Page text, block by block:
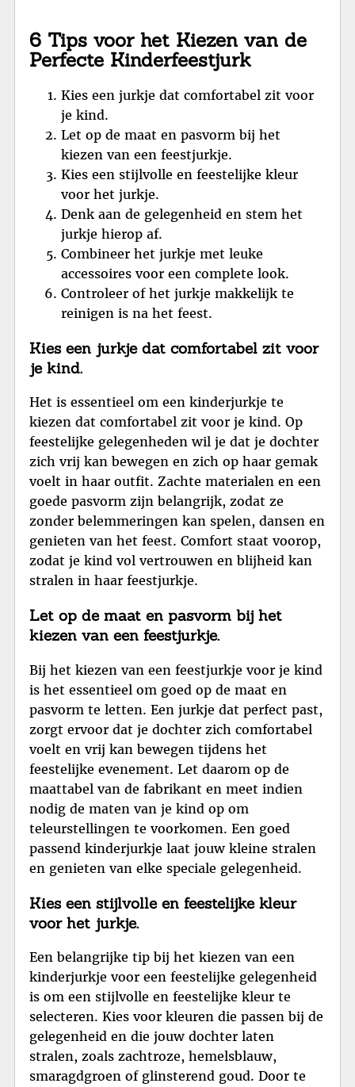
6 Tips voor het Kiezen van de
Perfecte Kinderfeestjurk
Kies een jurkje dat comfortabel zit voor
je kind.
Let op de maat en pasvorm bij het
kiezen van een feestjurkje.
Kies een stijlvolle en feestelijke kleur
voor het jurkje.
Denk aan de gelegenheid en stem het
jurkje hierop af.
Combineer het jurkje met leuke
accessoires voor een complete look.
Controleer of het jurkje makkelijk te
reinigen is na het feest.
Kies een jurkje dat comfortabel zit voor
je kind.
Het is essentieel om een ​​kinderjurkje te
kiezen dat comfortabel zit voor je kind. Op
feestelijke gelegenheden wil je dat je dochter
zich vrij kan bewegen en zich op haar gemak
voelt in haar outfit. Zachte materialen en een
goede pasvorm zijn belangrijk, zodat ze
zonder belemmeringen kan spelen, dansen en
genieten van het feest. Comfort staat voorop,
zodat je kind vol vertrouwen en blijheid kan
stralen in haar feestjurkje.
Let op de maat en pasvorm bij het
kiezen van een feestjurkje.
Bij het kiezen van een feestjurkje voor je kind
is het essentieel om goed op de maat en
pasvorm te letten. Een jurkje dat perfect past,
zorgt ervoor dat je dochter zich comfortabel
voelt en vrij kan bewegen tijdens het
feestelijke evenement. Let daarom op de
maattabel van de fabrikant en meet indien
nodig de maten van je kind op om
teleurstellingen te voorkomen. Een goed
passend kinderjurkje laat jouw kleine stralen
en genieten van elke speciale gelegenheid.
Kies een stijlvolle en feestelijke kleur
voor het jurkje.
Een belangrijke tip bij het kiezen van een
kinderjurkje voor een feestelijke gelegenheid
is om een stijlvolle en feestelijke kleur te
selecteren. Kies voor kleuren die passen bij de
gelegenheid en die jouw dochter laten
stralen, zoals zachtroze, hemelsblauw,
smaragdgroen of glinsterend goud. Door te